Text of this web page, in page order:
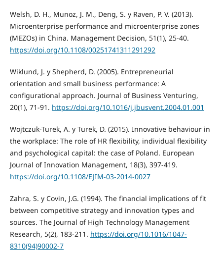
Welsh, D. H., Munoz, J. M., Deng, S. y Raven, P. V. (2013).
Microenterprise performance and microenterprise zones
(MEZOs) in China. Management Decision, 51(1), 25-40.
https://doi.org/10.1108/00251741311291292
Wiklund, J. y Shepherd, D. (2005). Entrepreneurial
orientation and small business performance: A
configurational approach. Journal of Business Venturing,
20(1), 71-91. https://doi.org/10.1016/j.jbusvent.2004.01.001
Wojtczuk-Turek, A. y Turek, D. (2015). Innovative behaviour in
the workplace: The role of HR flexibility, individual flexibility
and psychological capital: the case of Poland. European
Journal of Innovation Management, 18(3), 397-419.
https://doi.org/10.1108/EJIM-03-2014-0027
Zahra, S. y Covin, J.G. (1994). The financial implications of fit
between competitive strategy and innovation types and
sources. The Journal of High Technology Management
Research, 5(2), 183-211. https://doi.org/10.1016/1047-
8310(94)90002-7